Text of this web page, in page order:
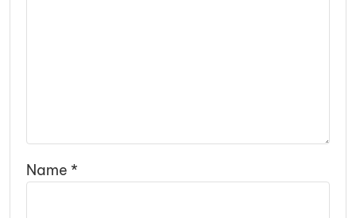
Name *